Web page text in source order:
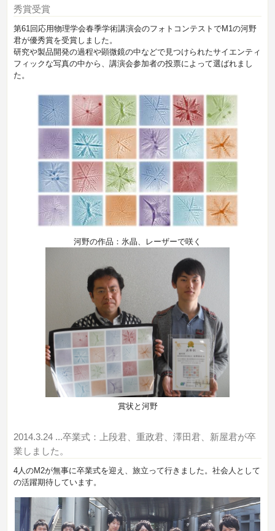
秀賞受賞
第61回応用物理学会春季学術講演会のフォトコンテストでM1の河野
君が優秀賞を受賞しました。
研究や製品開発の過程や顕微鏡の中などで見つけられたサイエンティ
フィックな写真の中から、講演会参加者の投票によって選ばれまし
た。
河野の作品：氷晶、レーザーで咲く
賞状と河野
2014.3.24 ...卒業式：上段君、重政君、澤田君、新屋君が卒
業しました。
4人のM2が無事に卒業式を迎え、旅立って行きました。社会人として
の活躍期待しています。